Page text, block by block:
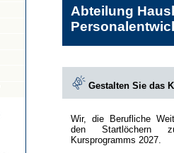
Abteilung
Gestalten Sie das
Wir, die Berufliche
den Startlöchern
Kursprogramms 2027.